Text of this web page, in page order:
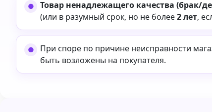
Товар ненадлежащего качества (брак/
(или в разумный срок, но не более2 лет,
При споре по причине неисправности
быть возложены на покупателя.